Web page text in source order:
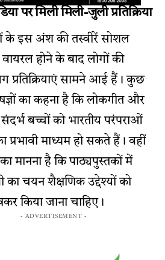
पर मिली मिली-जुली प्रतिक्रिया
के इस अंश की तस्वीरें सोशल
वायरल होने के बाद लोगों की
सामने आई हैं। कुछ
का कहना है कि लोकगीत और
बच्चों को भारतीय परंपराओं
प्रभावी माध्यम हो सकते हैं। वहीं
मानना है कि पाठ्यपुस्तकों में
का चयन शैक्षणिक उद्देश्यों को
किया जाना चाहिए।
- ADVERTISEMENT -